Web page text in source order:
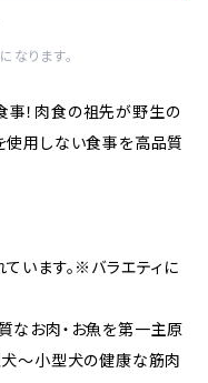
ります。
！肉食の祖先が野生の
使用しない食事を高品質
います。※バラエティに
なお肉・お魚を第一主原
犬〜小型犬の健康な筋肉